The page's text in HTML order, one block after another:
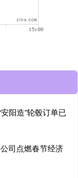
阳造”轮毂订单已
司点燃春节经济